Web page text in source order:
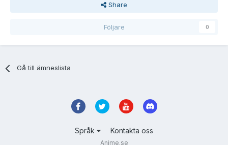
Share
Följare 0
Gå till ämneslista
Språk Kontakta oss
Anime.se